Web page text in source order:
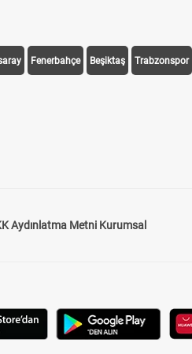
Fenerbahçe Beşiktaş Trabzonspor
Aydınlatma Metni Kurumsal